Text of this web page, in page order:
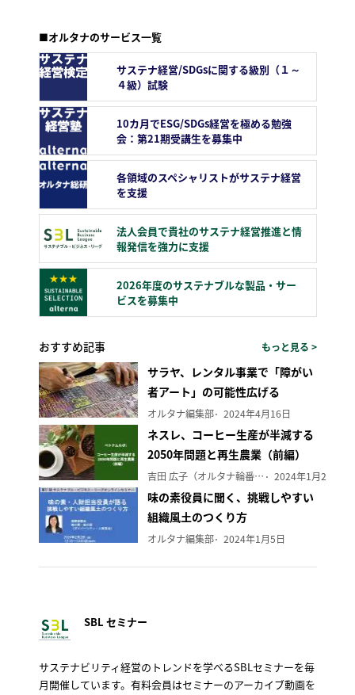
■オルタナのサービス一覧
サステナ経営/SDGsに関する級別（１～
４級）試験
10カ月でESG/SDGs経営を極める勉強
会：第21期受講生を募集中
各領域のスペシャリストがサステナ経営
を支援
法人会員で貴社のサステナ経営推進と情
報発信を強力に支援
2026年度のサステナブルな製品・サー
ビスを募集中
おすすめ記事 もっと見る >
サラヤ、レンタル事業で「障がい
者アート」の可能性広げる
オルタナ編集部 2024年4月16日
ネスレ、コーヒー生産が半減する
2050年問題と再生農業（前編）
吉田 広子（オルタナ輪番編集長） 2024年1月29日
味の素役員に聞く、挑戦しやすい
組織風土のつくり方
オルタナ編集部 2024年1月5日
SBL セミナー
サステナビリティ経営のトレンドを学べるSBLセミナーを毎
月開催しています。有料会員はセミナーのアーカイブ動画を